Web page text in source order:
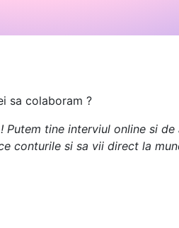
sa colaboram ?
tine interviul online si
conturile si sa vii direct la